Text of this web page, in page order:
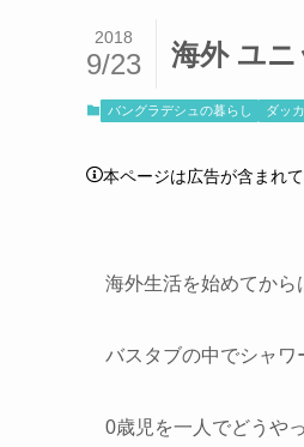
海外 ユ
2018
9/23
バングラデシュの暮らし ダッ
本ページは広告が含まれ
海外生活を始めてから
バスタブの中でシャワ
0歳児を一人でどうや